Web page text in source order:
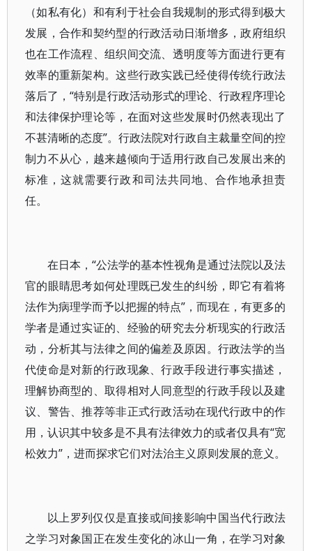
（如私有化）和有利于社会自我规制的形式得到极大
发展，合作和契约型的行政活动日渐增多，政府组织
也在工作流程、组织间交流、透明度等方面进行更有
效率的重新架构。这些行政实践已经使得传统行政法
落后了，“特别是行政活动形式的理论、行政程序理论
和法律保护理论等，在面对这些发展时仍然表现出了
不甚清晰的态度”。行政法院对行政自主裁量空间的控
制力不从心，越来越倾向于适用行政自己发展出来的
标准，这就需要行政和司法共同地、合作地承担责
任。
在日本，“公法学的基本性视角是通过法院以及法
官的眼睛思考如何处理既已发生的纠纷，即它有着将
法作为病理学而予以把握的特点”，而现在，有更多的
学者是通过实证的、经验的研究去分析现实的行政活
动，分析其与法律之间的偏差及原因。行政法学的当
代使命是对新的行政现象、行政手段进行事实描述，
理解协商型的、取得相对人同意型的行政手段以及建
议、警告、推荐等非正式行政活动在现代行政中的作
用，认识其中较多是不具有法律效力的或者仅具有“宽
松效力”，进而探求它们对法治主义原则发展的意义。
以上罗列仅仅是直接或间接影响中国当代行政法
之学习对象国正在发生变化的冰山一角，在学习对象